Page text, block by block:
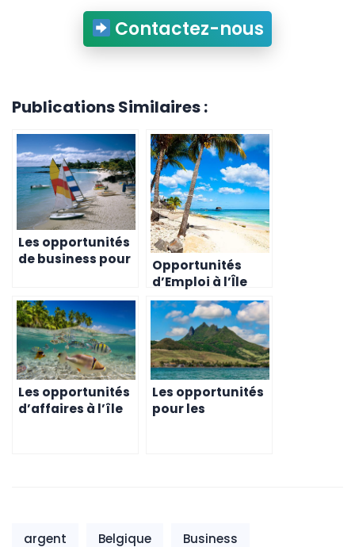
Contactez-nous
Publications Similaires :
Les opportunités
de business pour
Maurice
Opportunités
d’Emploi à l’Île
Maurice pour les
Belges
Les opportunités
d’affaires à l’île
Les opportunités
pour les
argent
Belgique Business